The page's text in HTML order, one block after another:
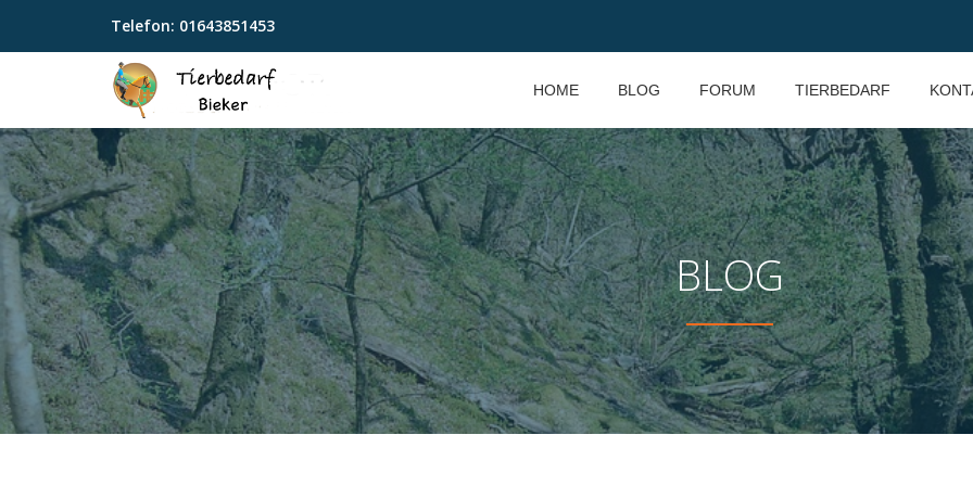
Skip
Telefon: 01643851453
HOME BLOG FORUM TIERBEDARF
BLOG